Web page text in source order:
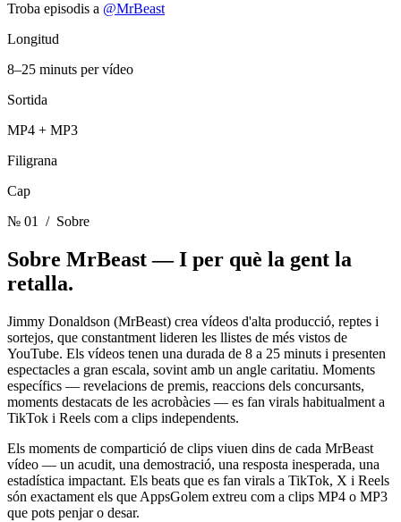
Troba episodis a @MrBeast
Longitud
8–25 minuts per vídeo
Sortida
MP4 + MP3
Filigrana
Cap
№ 01
/ Sobre
Sobre MrBeast —I per què la gent la
retalla.
Jimmy Donaldson (MrBeast) crea vídeos d'alta producció, reptes i
sortejos, que constantment lideren les llistes de més vistos de
YouTube. Els vídeos tenen una durada de 8 a 25 minuts i presenten
espectacles a gran escala, sovint amb un angle caritatiu. Moments
específics — revelacions de premis, reaccions dels concursants,
moments destacats de les acrobàcies — es fan virals habitualment a
TikTok i Reels com a clips independents.
Els moments de compartició de clips viuen dins de cada MrBeast
vídeo — un acudit, una demostració, una resposta inesperada, una
estadística impactant. Els beats que es fan virals a TikTok, X i Reels
són exactament els que AppsGolem extreu com a clips MP4 o MP3
que pots penjar o desar.